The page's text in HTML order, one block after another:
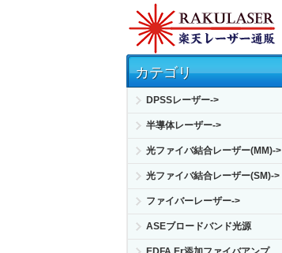
カテゴリ
DPSSレーザー->
半導体レーザー->
光ファイバ結合レーザー(MM)->
光ファイバ結合レーザー(SM)->
ファイバーレーザー->
ASEブロードバンド光源